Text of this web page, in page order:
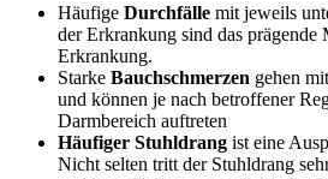
Häufige Durchfälle mit jeweils
der Erkrankung sind das
Erkrankung.
Starke Bauchschmerzen gehen
und können je nach betroffener
Darmbereich auftreten
Häufiger Stuhldrang ist eine
Nicht selten tritt der Stuhldrang